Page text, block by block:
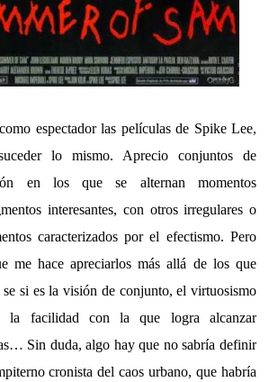
espectador las películas de Spike Lee,
lo mismo. Aprecio conjuntos de
en los que se alternan momentos
interesantes, con otros irregulares o
caracterizados por el efectismo. Pero
me hace apreciarlos más allá de los que
se si es la visión de conjunto, el virtuosismo
la facilidad con la que logra alcanzar
Sin duda, algo hay que no sabría definir
cronista del caos urbano, que habría